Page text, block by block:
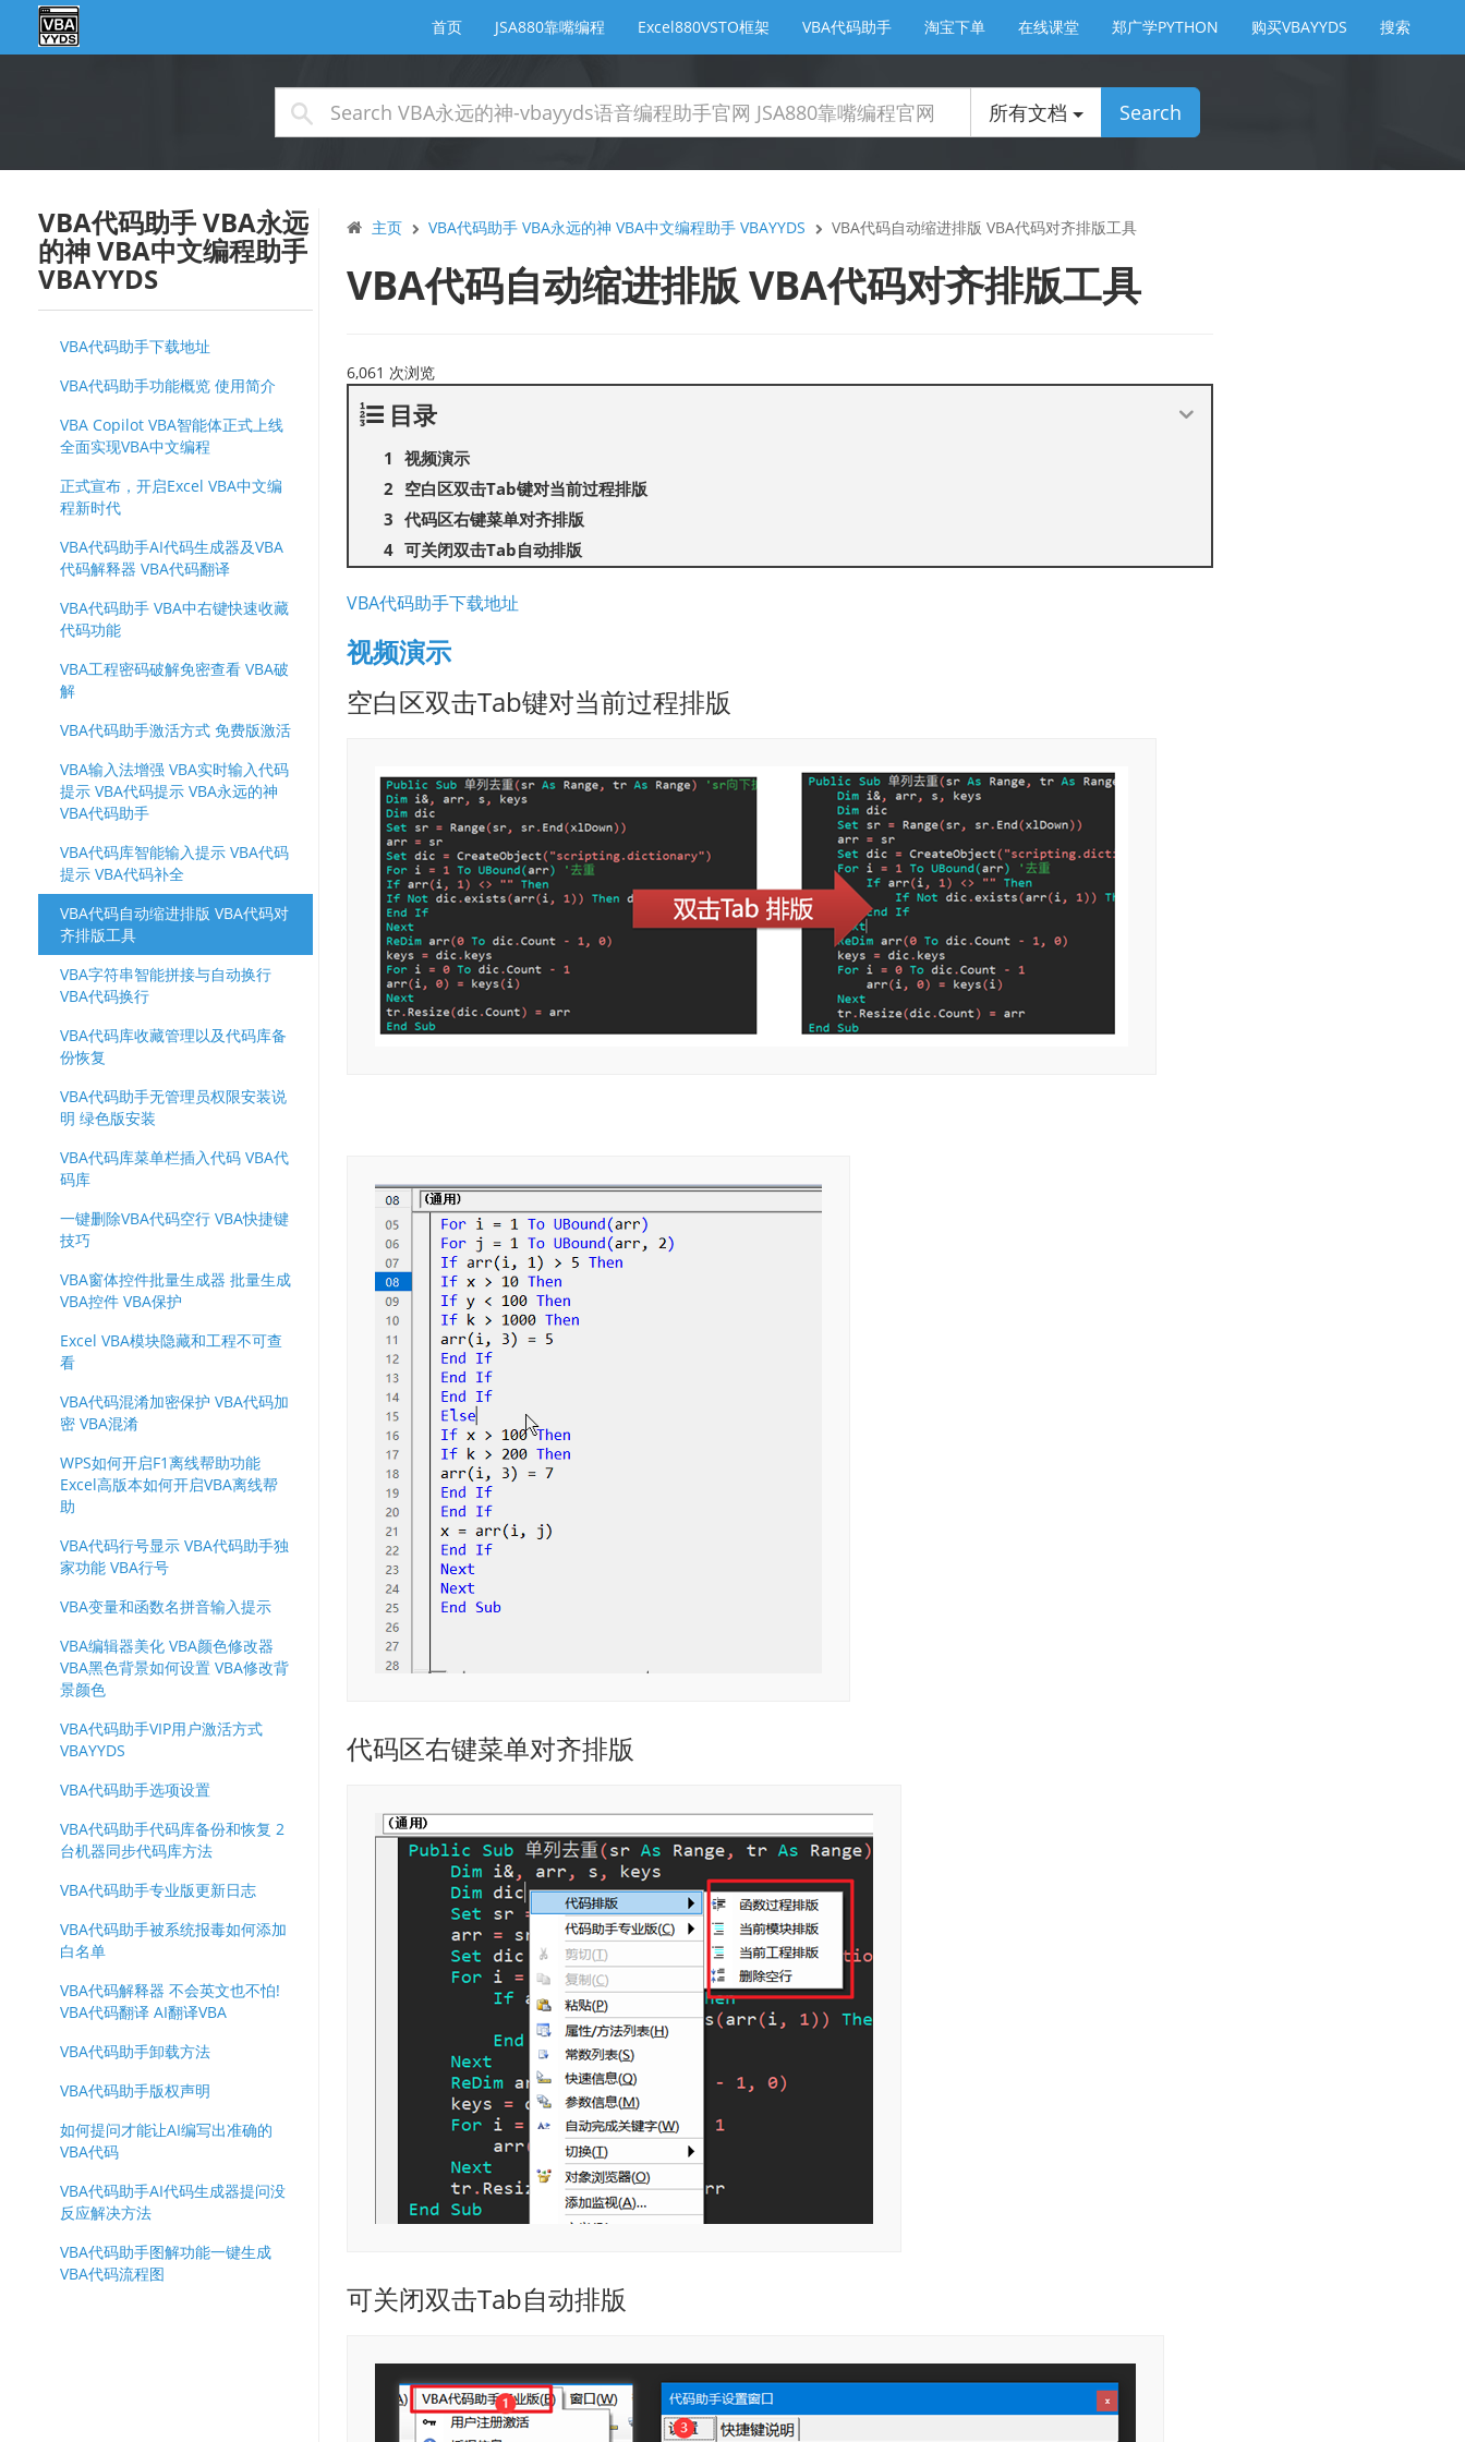
首页 JSA880靠嘴编程 Excel880VSTO框架 VBA代码助手 淘宝下单 在线课堂 郑广学PYTHON 购买VBAYYDS 搜索
所有文档 Search
VBA代码助手 VBA永远
的神 VBA中文编程助手
VBAYYDS
VBA代码助手下载地址
VBA代码助手功能概览 使用简介
VBA Copilot VBA智能体正式上线
全面实现VBA中文编程
正式宣布，开启Excel VBA中文编
程新时代
VBA代码助手AI代码生成器及VBA
代码解释器 VBA代码翻译
VBA代码助手 VBA中右键快速收藏
代码功能
VBA工程密码破解免密查看 VBA破
解
VBA代码助手激活方式 免费版激活
VBA输入法增强 VBA实时输入代码
提示 VBA代码提示 VBA永远的神
VBA代码助手
VBA代码库智能输入提示 VBA代码
提示 VBA代码补全
VBA代码自动缩进排版 VBA代码对
齐排版工具
VBA字符串智能拼接与自动换行
VBA代码换行
VBA代码库收藏管理以及代码库备
份恢复
VBA代码助手无管理员权限安装说
明 绿色版安装
VBA代码库菜单栏插入代码 VBA代
码库
一键删除VBA代码空行 VBA快捷键
技巧
VBA窗体控件批量生成器 批量生成
VBA控件 VBA保护
Excel VBA模块隐藏和工程不可查
看
VBA代码混淆加密保护 VBA代码加
密 VBA混淆
WPS如何开启F1离线帮助功能
Excel高版本如何开启VBA离线帮
助
VBA代码行号显示 VBA代码助手独
家功能 VBA行号
VBA变量和函数名拼音输入提示
VBA编辑器美化 VBA颜色修改器
VBA黑色背景如何设置 VBA修改背
景颜色
VBA代码助手VIP用户激活方式
VBAYYDS
VBA代码助手选项设置
VBA代码助手代码库备份和恢复 2
台机器同步代码库方法
VBA代码助手专业版更新日志
VBA代码助手被系统报毒如何添加
白名单
VBA代码解释器 不会英文也不怕!
VBA代码翻译 AI翻译VBA
VBA代码助手卸载方法
VBA代码助手版权声明
如何提问才能让AI编写出准确的
VBA代码
VBA代码助手AI代码生成器提问没
反应解决方法
VBA代码助手图解功能一键生成
VBA代码流程图
主页 VBA代码助手 VBA永远的神 VBA中文编程助手 VBAYYDS VBA代码自动缩进排版 VBA代码对齐排版工具
VBA代码自动缩进排版 VBA代码对齐排版工具
6,061 次浏览
目录
视频演示
空白区双击Tab键对当前过程排版
代码区右键菜单对齐排版
可关闭双击Tab自动排版
VBA代码助手下载地址
视频演示
空白区双击Tab键对当前过程排版
代码区右键菜单对齐排版
可关闭双击Tab自动排版